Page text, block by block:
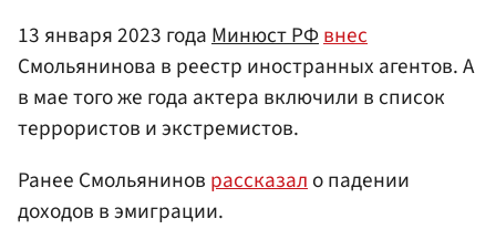
13 января 2023 годаМинюст РФвнес
Смольянинова в реестр иностранных агентов. А
в мае того же года актера включили в список
террористов и экстремистов.
Ранее Смольянинов рассказало падении
доходов в эмиграции.